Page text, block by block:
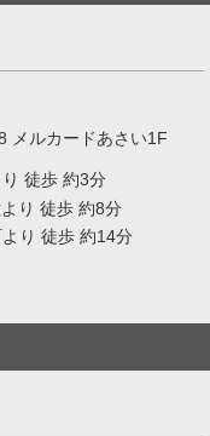
メルカードあさい1F
徒歩 約3分
り 徒歩 約8分
り 徒歩 約14分